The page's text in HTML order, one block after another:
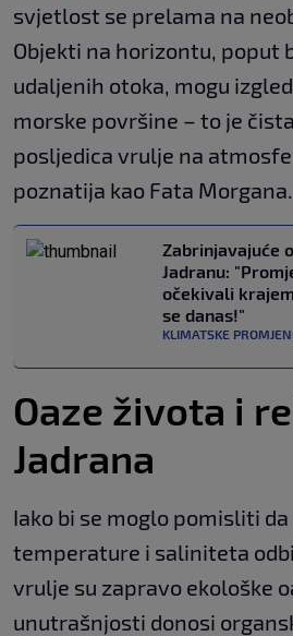
svjetlost se prelama na
Objekti na horizontu, poput
udaljenih otoka, mogu
morske površine – to je
posljedica vrulje na
poznatija kao Fata Morgana.
Zabrinjavajuće
Jadranu:
očekivali
se danas!"
KLIMATSKE
Oaze života i
Jadrana
Iako bi se moglo pomisliti
temperature i saliniteta
vrulje su zapravo ekološke
unutrašnjosti donosi